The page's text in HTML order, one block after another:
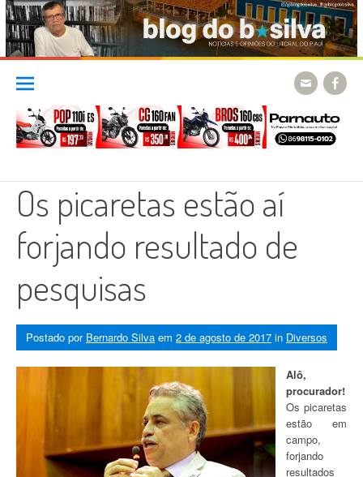
Skip
content
Os picaretas estão aí
forjando resultado de
pesquisas
Postado por Bernardo Silva em 2 de agosto de 2017 in Diversos
Alô,
procurador!
Os picaretas
estão em
campo,
forjando
resultados